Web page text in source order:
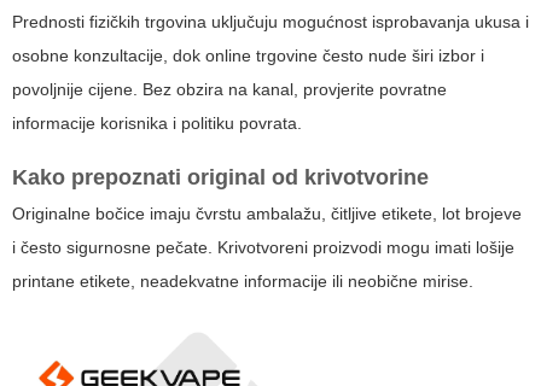
Prednosti fizičkih trgovina uključuju mogućnost isprobavanja ukusa i
osobne konzultacije, dok online trgovine često nude širi izbor i
povoljnije cijene. Bez obzira na kanal, provjerite povratne
informacije korisnika i politiku povrata.
Kako prepoznati original od krivotvorine
Originalne bočice imaju čvrstu ambalažu, čitljive etikete, lot brojeve
i često sigurnosne pečate. Krivotvoreni proizvodi mogu imati lošije
printane etikete, neadekvatne informacije ili neobične mirise.